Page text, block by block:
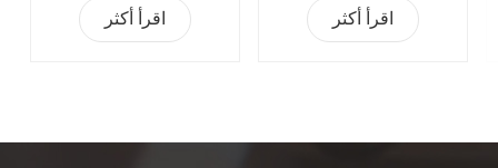
اقرأ أكثر اقرأ أكثر